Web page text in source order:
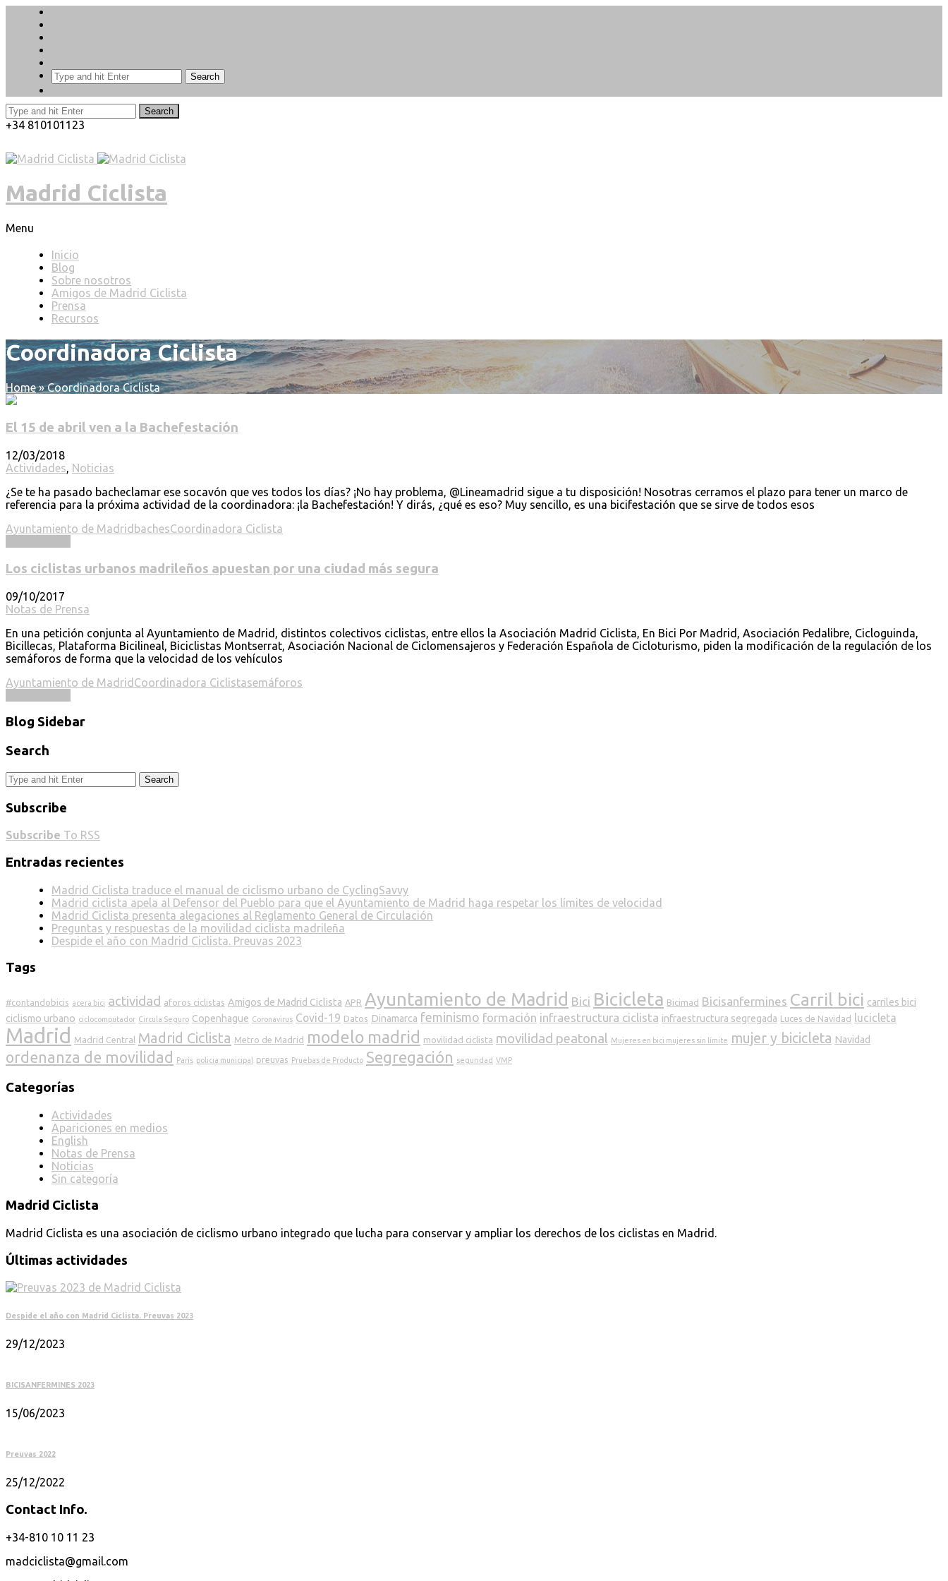
Search
Search
+34 810101123
Madrid Ciclista
Menu
Inicio
Blog
Sobre nosotros
Amigos de Madrid Ciclista
Prensa
Recursos
Coordinadora Ciclista
Home »Coordinadora Ciclista
El 15 de abril ven a la Bachefestación
12/03/2018
Actividades, Noticias
¿Se te ha pasado bacheclamar ese socavón que ves todos los días? ¡No hay problema, @Lineamadrid sigue a tu disposición! Nosotras cerramos el plazo para tener un marco de
referencia para la próxima actividad de la coordinadora: ¡la Bachefestación! Y dirás, ¿qué es eso? Muy sencillo, es una bicifestación que se sirve de todos esos
Ayuntamiento de Madrid bachesCoordinadora Ciclista
Los ciclistas urbanos madrileños apuestan por una ciudad más segura
09/10/2017
Notas de Prensa
En una petición conjunta al Ayuntamiento de Madrid, distintos colectivos ciclistas, entre ellos la Asociación Madrid Ciclista, En Bici Por Madrid, Asociación Pedalibre, Cicloguinda,
Bicillecas, Plataforma Bicilineal, Biciclistas Montserrat, Asociación Nacional de Ciclomensajeros y Federación Española de Cicloturismo, piden la modificación de la regulación de los
semáforos de forma que la velocidad de los vehículos
Ayuntamiento de Madrid Coordinadora Ciclistasemáforos
Blog Sidebar
Search
Search
Subscribe
Subscribe To RSS
Entradas recientes
Madrid Ciclista traduce el manual de ciclismo urbano de CyclingSavvy
Madrid ciclista apela al Defensor del Pueblo para que el Ayuntamiento de Madrid haga respetar los límites de velocidad
Madrid Ciclista presenta alegaciones al Reglamento General de Circulación
Preguntas y respuestas de la movilidad ciclista madrileña
Despide el año con Madrid Ciclista. Preuvas 2023
Tags
#contandobicis acera bici actividad aforos ciclistas Amigos de Madrid Ciclista APR Ayuntamiento de Madrid Bici Bicicleta Bicimad Bicisanfermines Carril bici carriles bici
ciclismo urbano ciclocomputador Circula Seguro Copenhague Coronavirus Covid-19 Datos Dinamarca feminismo formación infraestructura ciclista infraestructura segregada Luces de Navidad lucicleta
Madrid Madrid Central Madrid Ciclista Metro de Madrid modelo madrid movilidad ciclista movilidad peatonal Mujeres en bici mujeres sin límite mujer y bicicleta Navidad
ordenanza de movilidad París policia municipal preuvas Pruebas de Producto Segregación seguridad VMP
Categorías
Actividades
Apariciones en medios
English
Notas de Prensa
Noticias
Sin categoría
Madrid Ciclista
Madrid Ciclista es una asociación de ciclismo urbano integrado que lucha para conservar y ampliar los derechos de los ciclistas en Madrid.
Últimas actividades
Despide el año con Madrid Ciclista. Preuvas 2023
29/12/2023
BICISANFERMINES 2023
15/06/2023
Preuvas 2022
25/12/2022
Contact Info.
+34-810 10 11 23
madciclista@gmail.com